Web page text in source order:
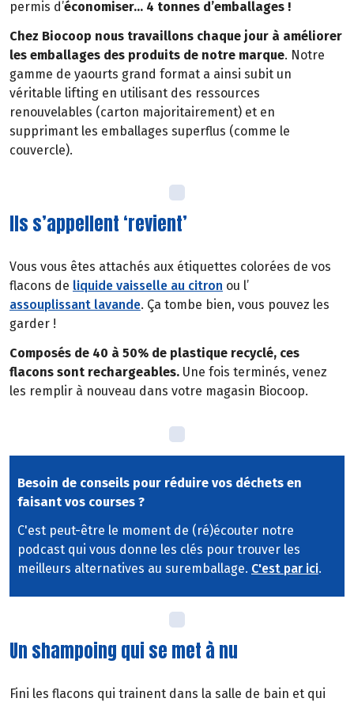
permis d’économiser… 4 tonnes d’emballages !
Chez Biocoop nous travaillons chaque jour à améliorer
les emballages des produits de notre marque. Notre
gamme de yaourts grand format a ainsi subit un
véritable lifting en utilisant des ressources
renouvelables (carton majoritairement) et en
supprimant les emballages superflus (comme le
couvercle).
Ils s’appellent ‘revient’
Vous vous êtes attachés aux étiquettes colorées de vos
flacons de liquide vaisselle au citron ou l’
assouplissant lavande. Ça tombe bien, vous pouvez les
garder !
Composés de 40 à 50% de plastique recyclé, ces
flacons sont rechargeables. Une fois terminés, venez
les remplir à nouveau dans votre magasin Biocoop.
Besoin de conseils pour réduire vos déchets en
faisant vos courses ?
C'est peut-être le moment de (ré)écouter notre
podcast qui vous donne les clés pour trouver les
meilleurs alternatives au suremballage. C'est par ici.
Un shampoing qui se met à nu
Fini les flacons qui trainent dans la salle de bain et qui